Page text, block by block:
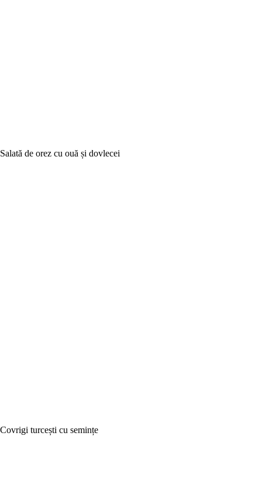
Salată de orez cu ouă și dovlecei
Covrigi turcești cu semințe